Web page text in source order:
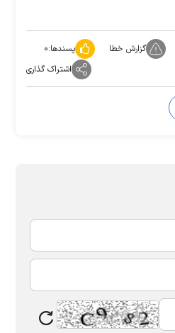
گزارش خطا پسندها:۰
اشتراک گذاری